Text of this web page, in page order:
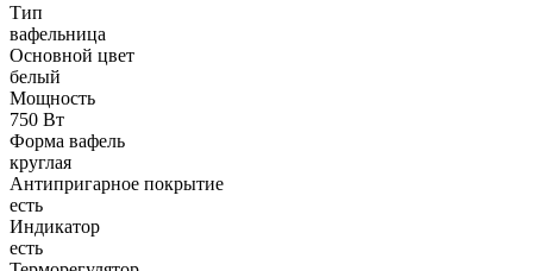
Тип
вафельница
Основной цвет
белый
Мощность
750 Вт
Форма вафель
круглая
Антипригарное покрытие
есть
Индикатор
есть